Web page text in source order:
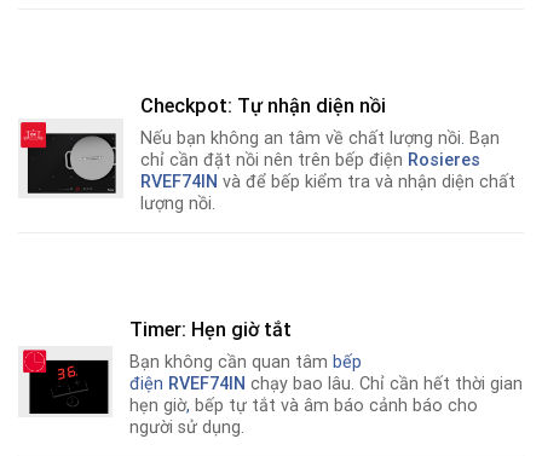
Checkpot: Tự nhận diện nồi
Nếu bạn không an tâm về chất lượng nồi. Bạn
chỉ cần đặt nồi nên trên bếp điện Rosieres
RVEF74IN và để bếp kiểm tra và nhận diện chất
lượng nồi.
Timer: Hẹn giờ tắt
Bạn không cần quan tâm bếp
điện RVEF74IN chạy bao lâu. Chỉ cần hết thời gian
hẹn giờ, bếp tự tắt và âm báo cảnh báo cho
người sử dụng.